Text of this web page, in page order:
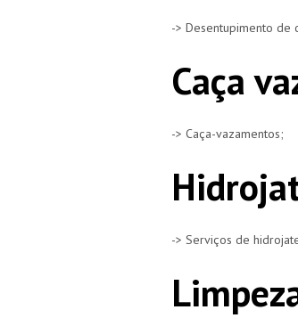
-> Desentupimento de
Caça
-> Caça-vazamentos;
-> Serviços de